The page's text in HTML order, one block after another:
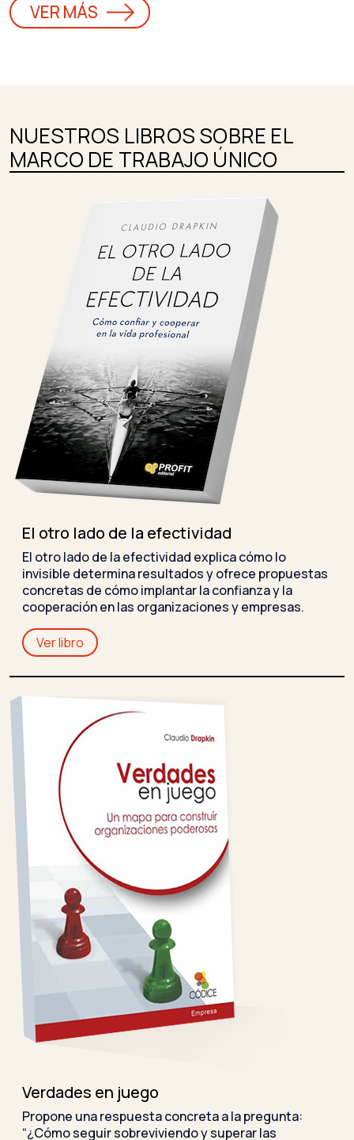
VER MÁS
NUESTROS LIBROS SOBRE EL
MARCO DE TRABAJO ÚNICO
El otro lado de la efectividad
El otro lado de la efectividad explica cómo lo
invisible determina resultados y ofrece propuestas
concretas de cómo implantar la confianza y la
cooperación en las organizaciones y empresas.
Ver libro
Verdades en juego
Propone una respuesta concreta a la pregunta:
“¿Cómo seguir sobreviviendo y superar las